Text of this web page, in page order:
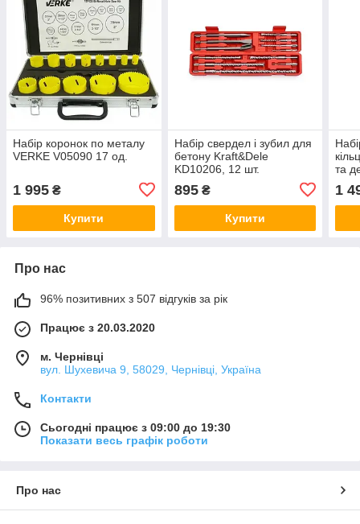
Набір коронок по металу
VERKE V05090 17 од.
1 995 ₴
Купити
Набір свердел і зубил для
бетону Kraft&Dele
KD10206, 12 шт.
895₴
Купити
та
1
Про нас
96% позитивних з 507 відгуків за рік
Працює з 20.03.2020
м. Чернівці
вул. Шухевича 9, 58029, Чернівці, Україна
Контакти
Сьогодні працює з 09:00 до 19:30
Показати весь графік роботи
Про нас